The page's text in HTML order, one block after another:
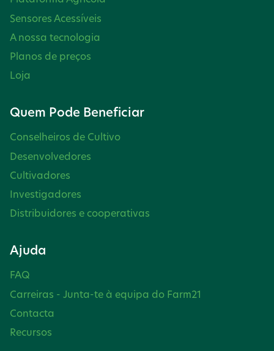
Sensores Acessíveis
A nossa tecnologia
Planos de preços
Loja
Quem Pode Beneficiar
Conselheiros de Cultivo
Desenvolvedores
Cultivadores
Investigadores
Distribuidores e cooperativas
Ajuda
FAQ
Carreiras - Junta-te à equipa do Farm21
Contacta
Recursos